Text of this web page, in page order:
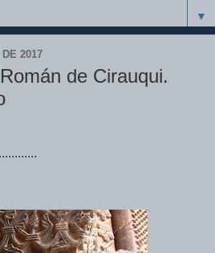
▼
2017
de Cirauqui.